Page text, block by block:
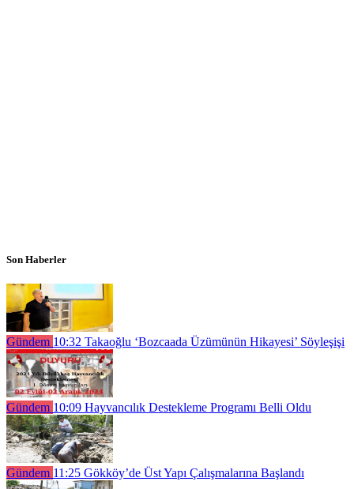
Son Haberler
Gündem 10:32 Takaoğlu ‘Bozcaada Üzümünün Hikayesi’ Söyleşişi
Gündem 10:09 Hayvancılık Destekleme Programı Belli Oldu
Gündem 11:25 Gökköy’de Üst Yapı Çalışmalarına Başlandı